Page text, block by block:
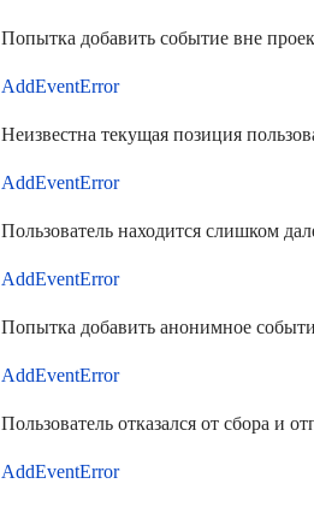
Попытка добавить событие вне
AddEventError
Неизвестна текущая позиция
AddEventError
Пользователь находится слишком
AddEventError
Попытка добавить анонимное
AddEventError
Пользователь отказался от сбора и
AddEventError